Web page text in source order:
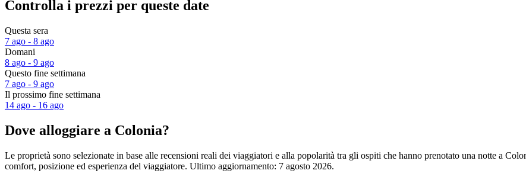
Controlla i prezzi per queste date
Questa sera
7 ago - 8 ago
Domani
8 ago - 9 ago
Questo fine settimana
7 ago - 9 ago
Il prossimo fine settimana
14 ago - 16 ago
Dove alloggiare a Colonia?
Le proprietà sono selezionate in base alle recensioni reali dei viaggiatori e alla popolarità tra gli ospiti che hanno prenotato una notte a
comfort, posizione ed esperienza del viaggiatore. Ultimo aggiornamento: 7 agosto 2026.